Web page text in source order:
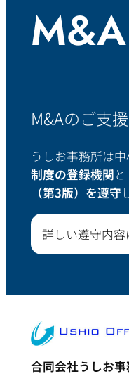
M&A
M&Aのご支
うしお事務所は
制度の登録機関と
（第3版）を遵守
詳しい遵守内容
合同会社うしお